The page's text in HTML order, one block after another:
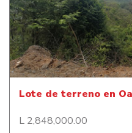
Lote de terreno
Lote de terreno en
L 2,848,000.00